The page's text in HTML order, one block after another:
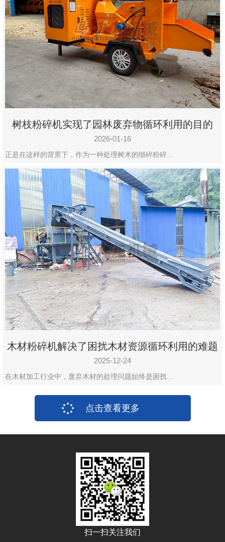
树枝粉碎机实现了园林废弃物循环利用的目的
2026-01-16
正是在这样的背景下，作为一种处理树木的细碎粉碎…
木材粉碎机解决了困扰木材资源循环利用的难题
2025-12-24
在木材加工行业中，废弃木材的处理问题始终是困扰…
点击查看更多
扫一扫关注我们